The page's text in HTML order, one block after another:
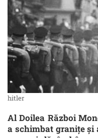
hitler
Al Doilea Război
a schimbat granițe și